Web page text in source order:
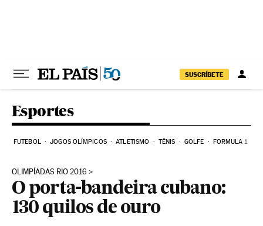
SUSCRÍBETE
Esportes
FUTEBOL JOGOS OLÍMPICOS ATLETISMO TÊNIS GOLFE FORMULA 1
OLIMPÍADAS RIO 2016
O porta-bandeira cubano:
130 quilos de ouro